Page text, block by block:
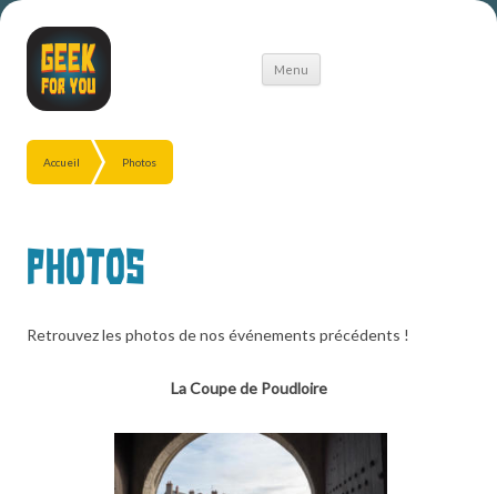
Menu
Aller
Accueil Photos
Photos
Retrouvez les photos de nos événements précédents !
La Coupe de Poudloire